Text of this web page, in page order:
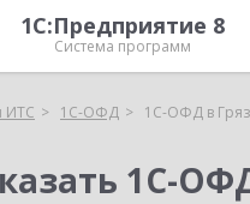
1С:Предприятие 8
Система программ
ИТС 1С-ОФД 1С-ОФД в
1С-